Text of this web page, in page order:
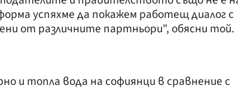
успяхме да покажем работещ диалог с
от различните партньори", обясни той.
и топла вода на софиянци в сравнение с